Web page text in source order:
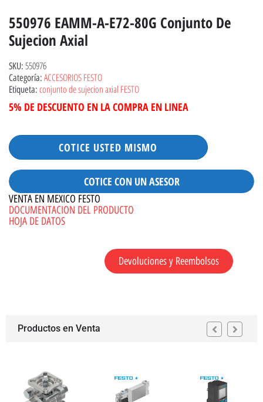
550976 EAMM-A-E72-80G Conjunto De
Sujecion Axial
SKU: 550976
Categoría: ACCESORIOS FESTO
Etiqueta: conjunto de sujecion axial FESTO
5% DE DESCUENTO EN LA COMPRA EN LINEA
COTICE USTED MISMO
COTICE CON UN ASESOR
VENTA EN MEXICO FESTO
DOCUMENTACION DEL PRODUCTO
HOJA DE DATOS
Devoluciones y Reembolsos
Productos en Venta